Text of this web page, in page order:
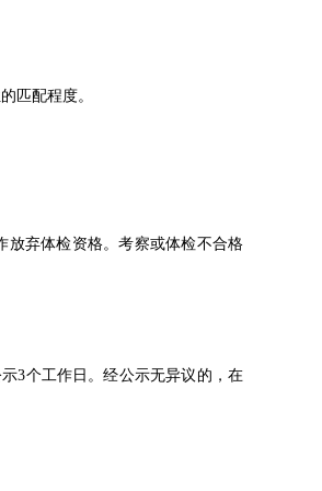
匹配程度。
放弃体检资格。考察或体检不合格
3个工作日。经公示无异议的，在